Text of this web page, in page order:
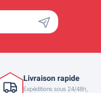
Livraison rapide
Expéditions sous 24/48h,